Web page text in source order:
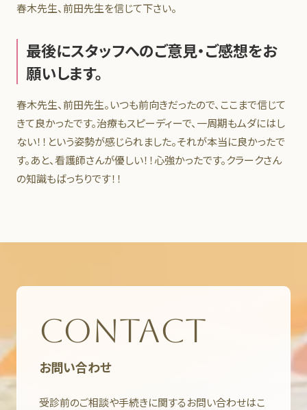
春木先生、前田先生を信じて下さい。
最後にスタッフへのご意見・ご感想をお
願いします。
春木先生、前田先生。いつも前向きだったので、ここまで信じて
きて良かったです。治療もスピーディーで、一周期もムダにはし
ない！！という姿勢が感じられました。それが本当に良かったで
す。あと、看護師さんが優しい！！心強かったです。クラークさん
の知識もばっちりです！！
CONTACT
お問い合わせ
受診前のご相談や手続きに関するお問い合わせはこ